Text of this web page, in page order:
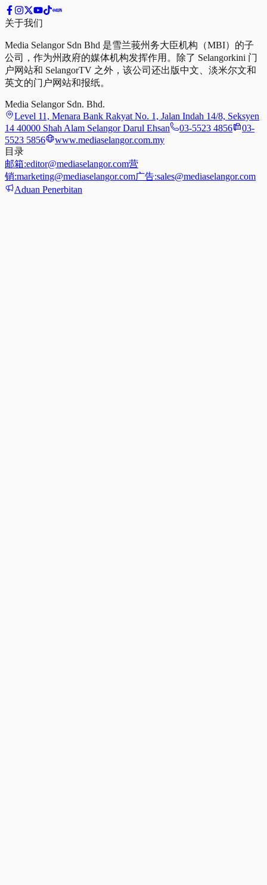
关于我们
Media Selangor Sdn Bhd 是雪兰莪州务大臣机构（MBI）的子
公司，作为州政府的媒体机构发挥作用。除了 Selangorkini 门
户网站和 SelangorTV 之外，该公司还出版中文、淡米尔文和
英文的门户网站和报纸。
Media Selangor Sdn. Bhd.
Level 11, Menara Bank Rakyat No. 1, Jalan Indah 14/8, Seksyen
14 40000 Shah Alam Selangor Darul Ehsan
03-5523 4856
03-
5523 5856
www.mediaselangor.com.my
目录
邮箱:editor@mediaselangor.com营
销:marketing@mediaselangor.com广告:sales@mediaselangor.com
Aduan Penerbitan